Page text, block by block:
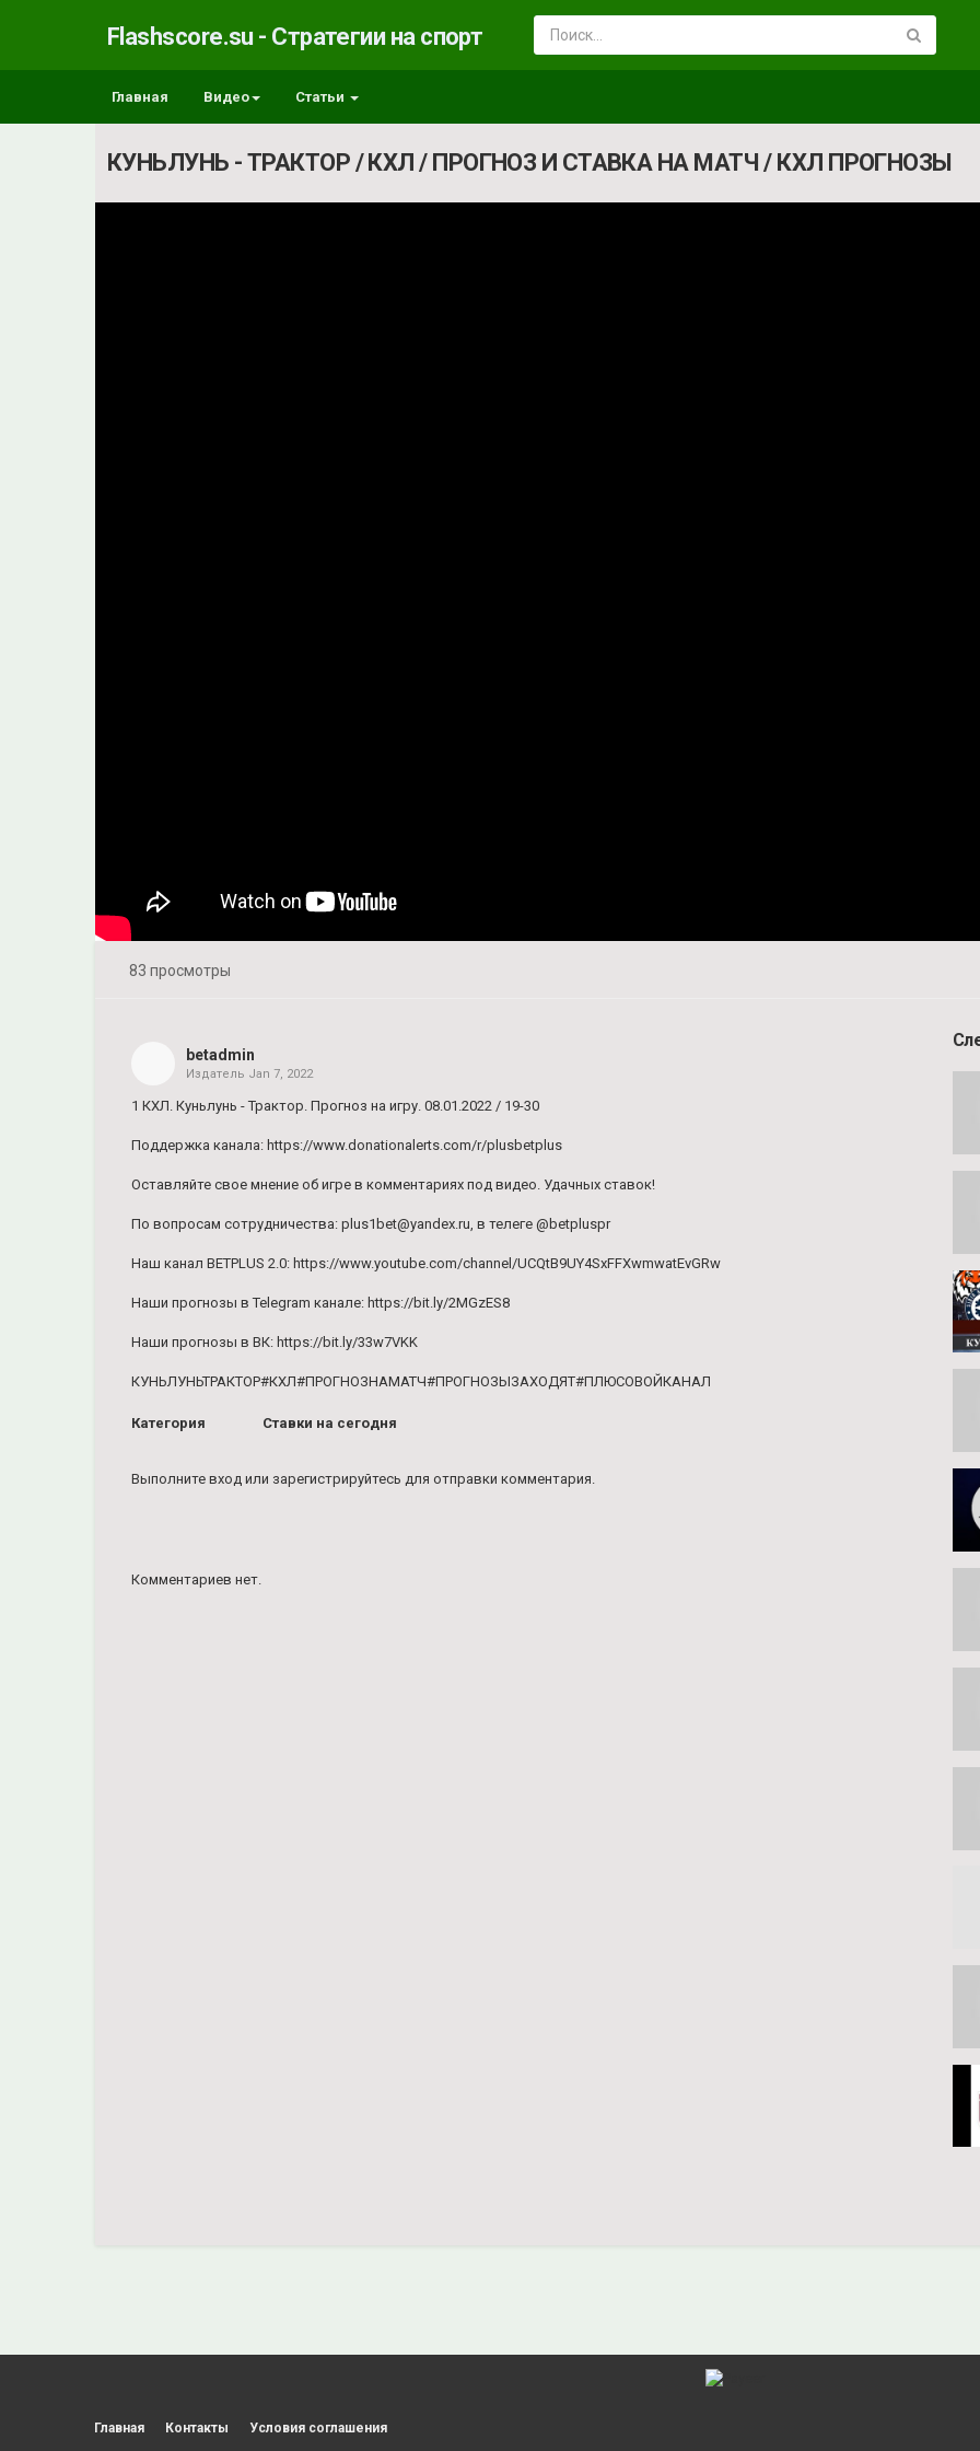
Flashscore.su - Стратегии на спорт
Главная Видео Статьи
КУНЬЛУНЬ - ТРАКТОР / КХЛ / ПРОГНОЗ И СТАВКА НА МАТЧ / КХЛ ПРОГНОЗЫ
83 просмотры
betadmin
Издатель Jan 7, 2022
1 КХЛ. Куньлунь - Трактор. Прогноз на игру. 08.01.2022 / 19-30
Поддержка канала: https://www.donationalerts.com/r/plusbetplus
Оставляйте свое мнение об игре в комментариях под видео. Удачных ставок!
По вопросам сотрудничества: plus1bet@yandex.ru, в телеге @betpluspr
Наш канал BETPLUS 2.0: https://www.youtube.com/channel/UCQtB9UY4SxFFXwmwatEvGRw
Наши прогнозы в Telegram канале: https://bit.ly/2MGzES8
Наши прогнозы в ВК: https://bit.ly/33w7VKK
КУНЬЛУНЬТРАКТОР#КХЛ#ПРОГНОЗНАМАТЧ#ПРОГНОЗЫЗАХОДЯТ#ПЛЮСОВОЙКАНАЛ
Категория Ставки на сегодня
Выполните вход или зарегистрируйтесь для отправки комментария.
Комментариев нет.
Главная Контакты Условия соглашения